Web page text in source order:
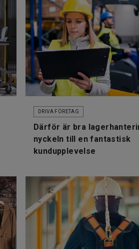
DRIVA FÖRETAG
Därför är bra
nyckeln till en fantastisk
kundupplevelse